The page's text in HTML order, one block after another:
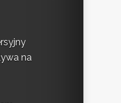
na